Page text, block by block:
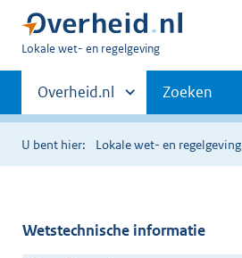
U
hier:
Lokale wet- en regelgeving
Primaire
navigatie
Andere
sites
binnen
Overheid.nl Zoeken
U bent hier: Lokale wet- en regelgeving
Wetstechnische informatie